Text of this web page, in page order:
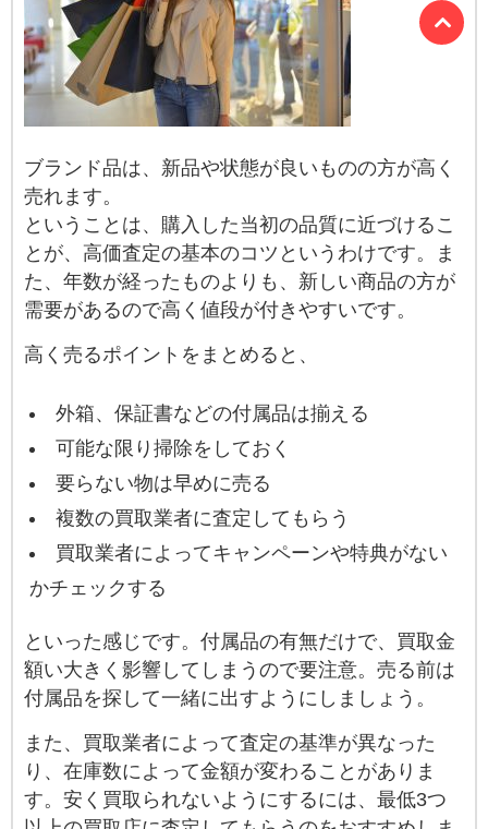
ブランド品は、新品や状態が良いものの方が高く
売れます。
ということは、購入した当初の品質に近づけるこ
とが、高価査定の基本のコツというわけです。ま
た、年数が経ったものよりも、新しい商品の方が
需要があるので高く値段が付きやすいです。
高く売るポイントをまとめると、
外箱、保証書などの付属品は揃える
可能な限り掃除をしておく
要らない物は早めに売る
複数の買取業者に査定してもらう
買取業者によってキャンペーンや特典がない
かチェックする
といった感じです。付属品の有無だけで、買取金
額い大きく影響してしまうので要注意。売る前は
付属品を探して一緒に出すようにしましょう。
また、買取業者によって査定の基準が異なった
り、在庫数によって金額が変わることがありま
す。安く買取られないようにするには、最低3つ